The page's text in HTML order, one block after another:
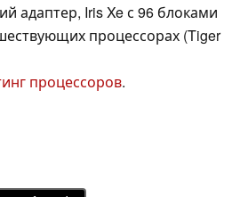
адаптер, Iris Xe с 96 блоками
процессорах (Tiger
процессоров.